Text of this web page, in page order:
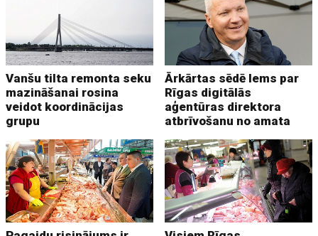
Vanšu tilta remonta seku
mazināšanai rosina
veidot koordinācijas
grupu
Ārkārtas sēdē lems par
Rīgas digitālās
aģentūras direktora
atbrīvošanu no amata